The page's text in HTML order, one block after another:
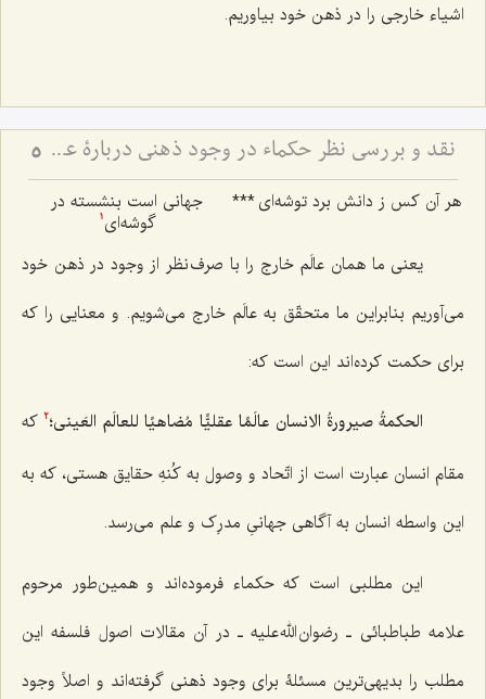
اشیاء خارجی را در ذهن خود بیاوریم.
نقد و بررسی نظر حکماء در وجود ذهنی دربارۀ عینیّت ماهیّات ذهنی و خارجی - نظر حکما مبنی بر عینیت ماهیات ذهنی و خارجی با اشکالات اساسی روبرو است 5
هر آن کس ز دانش برد توشه‌ای***
جهانی است بنشسته در
گوشه‌ای 1
یعنی ما همان عالَم خارج را با صرف نظر از وجود در ذهن خود
می‌آوریم بنابراین ما متحقّق به عالَم خارج می‌شویم. و معنایی را که
برای حکمت کرده‌اند این است که:
الحکمةُ صیرورةُ الانسان عالَمًا عقلیًّا مُضاهیًا للعالَم العَینی؛2که
مقام انسان عبارت است از اتّحاد و وصول به کُنهِ حقایق هستی، که به
این واسطه انسان به آگاهی جهانیِ مدرِک و علم می‌رسد.
این مطلبی است که حکماء فرموده‌اند و همین‌طور مرحوم
علامه طباطبائی ـ رضوان الله علیه ـ در آن مقالات اصول فلسفه این
مطلب را بدیهی‌ترین مسئلۀ برای وجود ذهنی گرفته‌اند و اصلاً وجود